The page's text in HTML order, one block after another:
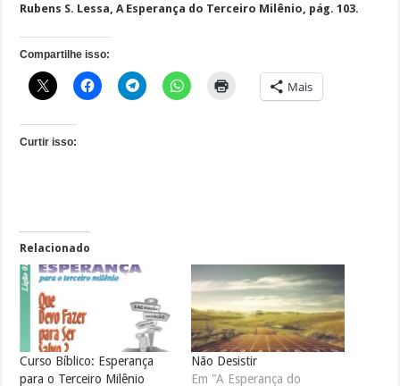
Rubens S. Lessa, A Esperança do Terceiro Milênio, pág. 103.
Compartilhe isso:
Mais
Curtir isso:
Relacionado
Curso Bíblico: Esperança
para o Terceiro Milênio
Não Desistir
Em "A Esperança do